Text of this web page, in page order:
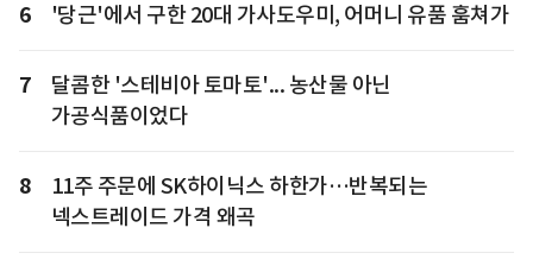
6 '당근'에서 구한 20대 가사도우미, 어머니 유품 훔쳐가
7
달콤한 '스테비아 토마토'... 농산물 아닌
가공식품이었다
8
11주 주문에 SK하이닉스 하한가…반복되는
넥스트레이드 가격 왜곡